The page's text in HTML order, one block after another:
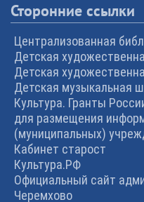
Сторонние ссылки
Централизованная
Детская
Детская
Детская музыкальная
Культура. Гранты
для размещения
(муниципальных)
Кабинет старост
Культура.РФ
Официальный сайт
Черемхово